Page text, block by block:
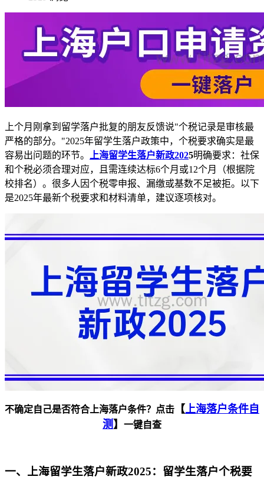
上个月刚拿到留学落户批复的朋友反馈说"个税记录是审核最
严格的部分。"2025年留学生落户政策中，个税要求确实是最
容易出问题的环节。
上海留学生落户新政2025明确要求：社保
和个税必须合理对应，且需连续达标6个月或12个月（根据院
校排名）。很多人因个税零申报、漏缴或基数不足被拒。以下
是2025年最新个税要求和材料清单，建议逐项核对。
不确定自己是否符合上海落户条件？点击 【 上海落户条件自
测 】 一键自查
一、上海留学生落户新政2025：留学生落户个税要